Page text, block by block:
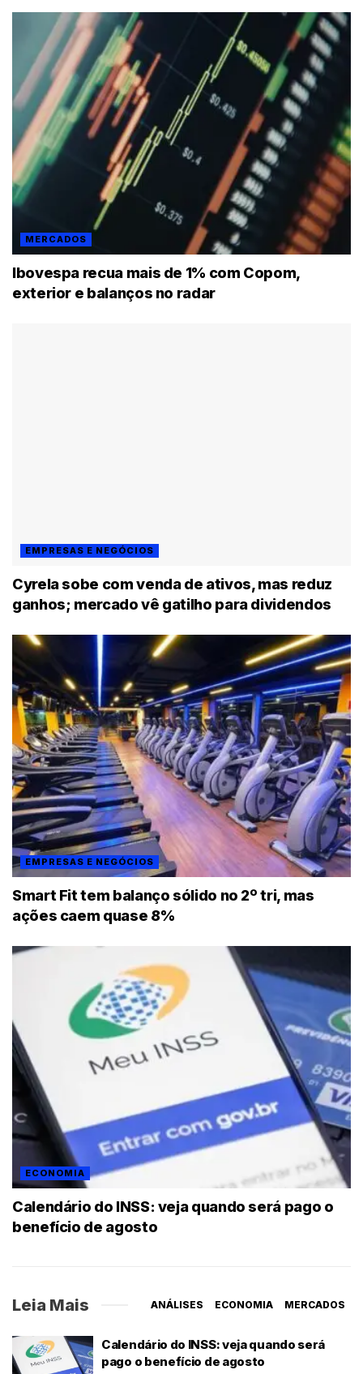
MERCADOS
Ibovespa recua mais de 1% com Copom,
exterior e balanços no radar
EMPRESAS E NEGÓCIOS
Cyrela sobe com venda de ativos, mas reduz
ganhos; mercado vê gatilho para dividendos
EMPRESAS E NEGÓCIOS
Smart Fit tem balanço sólido no 2º tri, mas
ações caem quase 8%
ECONOMIA
Calendário do INSS: veja quando será pago o
benefício de agosto
Leia Mais ANÁLISES ECONOMIA MERCADOS
Calendário do INSS: veja quando será
pago o benefício de agosto